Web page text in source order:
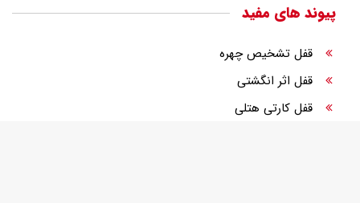
پیوند های مفید
قفل تشخیص چهره
قفل اثر انگشتی
قفل کارتی هتلی